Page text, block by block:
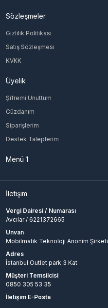
Sözleşmeler
Gizlilik Politikası
Satış Sözleşmesi
KVKK
Üyelik
Şifremi Unuttum
Cüzdanım
Siparişlerim
Destek Taleplerim
Menü 1
İletişim
Vergi Dairesi / Numarası
Avcılar / 6221372665
Unvan
Mobilmatik Teknoloji Anonim Şirketi
Adres
İstanbul Outlet park 3 Kat
Müşteri Temsilcisi
0850 305 53 35
İletişim E-Posta